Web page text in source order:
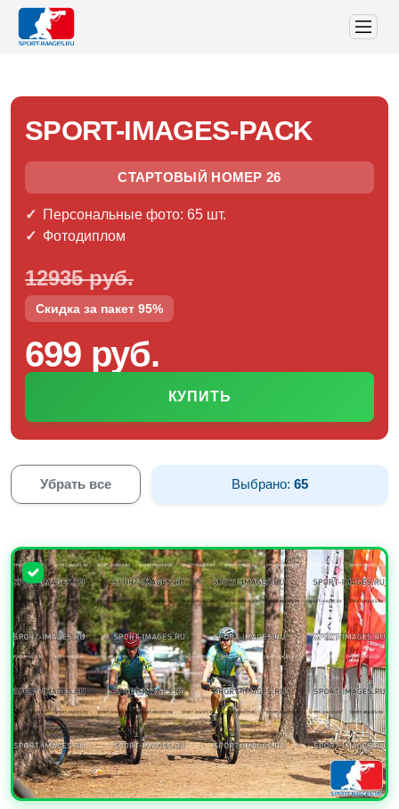
SPORT-IMAGES-PACK
СТАРТОВЫЙ НОМЕР 26
Персональные фото: 65 шт.
Фотодиплом
12935 руб.
Скидка за пакет 95%
699 руб.
КУПИТЬ
Убрать все Выбрано:65